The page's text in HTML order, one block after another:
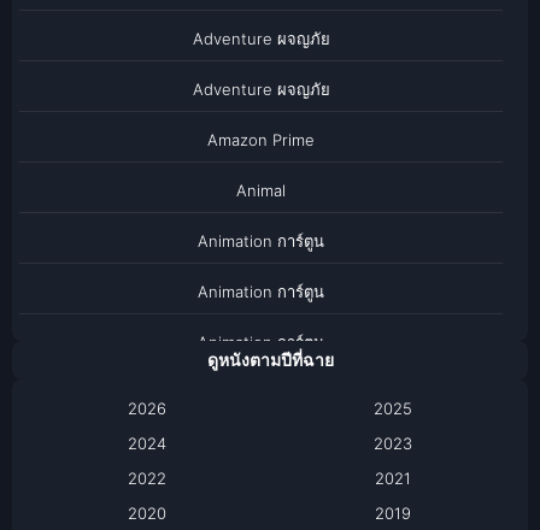
Adventure ผจญภัย
Adventure ผจญภัย
Amazon Prime
Animal
Animation การ์ตูน
Animation การ์ตูน
Animation การ์ตูน
ดูหนังตามปีที่ฉาย
2026
2025
2024
2023
2022
2021
2020
2019